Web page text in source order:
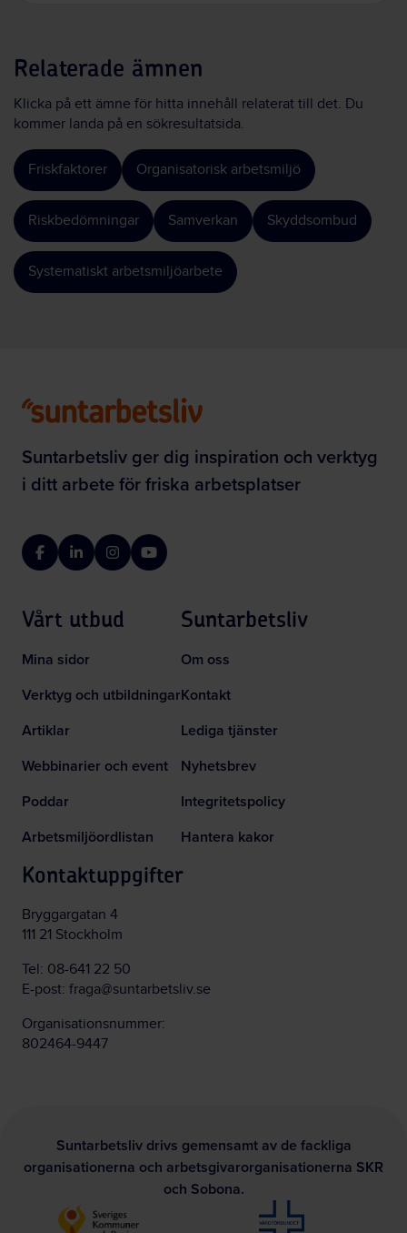
Relaterade ämnen
Klicka på ett ämne för hitta innehåll relaterat till det. Du
kommer landa på en sökresultatsida.
Friskfaktorer Organisatorisk arbetsmiljö
Riskbedömningar Samverkan Skyddsombud
Systematiskt arbetsmiljöarbete
Suntarbetsliv ger dig inspiration och verktyg
i ditt arbete för friska arbetsplatser
FacebookLinkedInInstagramYouTube
Vårt utbud
Mina sidor
Verktyg och utbildningar
Artiklar
Webbinarier och event
Poddar
Arbetsmiljöordlistan
Suntarbetsliv
Om oss
Kontakt
Lediga tjänster
Nyhetsbrev
Integritetspolicy
Hantera kakor
Kontaktuppgifter
Bryggargatan 4
111 21 Stockholm
Tel: 08-641 22 50
E-post: fraga@suntarbetsliv.se
Organisationsnummer:
802464-9447
Suntarbetsliv drivs gemensamt av de fackliga
organisationerna och arbetsgivarorganisationerna SKR
och Sobona.